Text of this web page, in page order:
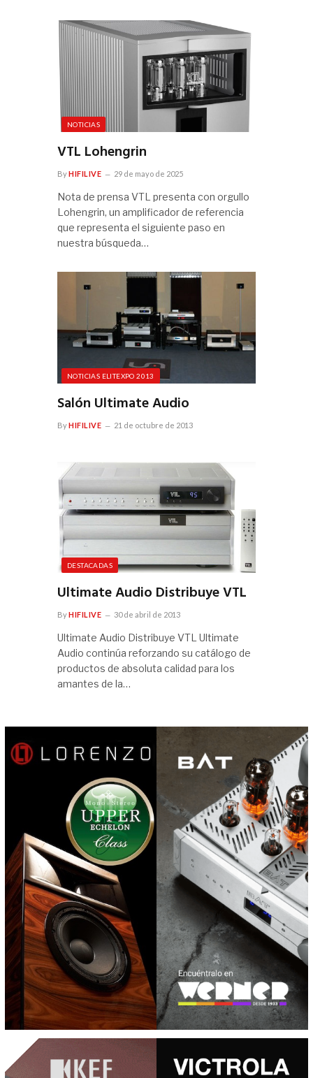
NOTICIAS
VTL Lohengrin
ByHIFILIVE 29 de mayo de 2025
Nota de prensa VTL presenta con orgullo
Lohengrin, un amplificador de referencia
que representa el siguiente paso en
nuestra búsqueda…
NOTICIAS ELITEXPO 2013
Salón Ultimate Audio
ByHIFILIVE 21 de octubre de 2013
DESTACADAS
Ultimate Audio Distribuye VTL
ByHIFILIVE 30 de abril de 2013
Ultimate Audio Distribuye VTL Ultimate
Audio continúa reforzando su catálogo de
productos de absoluta calidad para los
amantes de la…